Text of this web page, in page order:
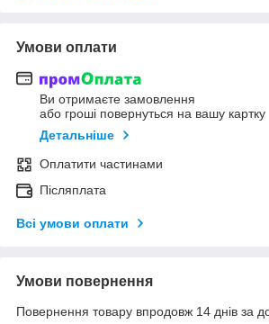
Умови оплати
Ви отримаєте замовлення
або гроші повернуться на вашу картку
Детальніше
Оплатити частинами
Післяплата
Всі умови оплати
Умови повернення
Повернення товару впродовж 14 днів за